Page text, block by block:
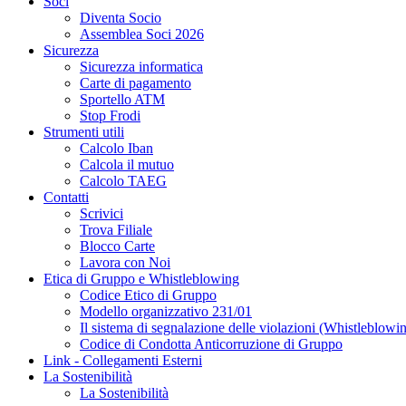
Diventa Socio
Assemblea Soci 2026
Sicurezza
Sicurezza informatica
Carte di pagamento
Sportello ATM
Stop Frodi
Strumenti utili
Calcolo Iban
Calcola il mutuo
Calcolo TAEG
Contatti
Scrivici
Trova Filiale
Blocco Carte
Lavora con Noi
Etica di Gruppo e Whistleblowing
Codice Etico di Gruppo
Modello organizzativo 231/01
Il sistema di segnalazione delle violazioni
Codice di Condotta Anticorruzione di Gruppo
Link - Collegamenti Esterni
La Sostenibilità
La Sostenibilità